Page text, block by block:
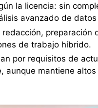
la licencia: sin
avanzado de
preparación
de trabajo híbrido.
por requisitos de
aunque mantiene